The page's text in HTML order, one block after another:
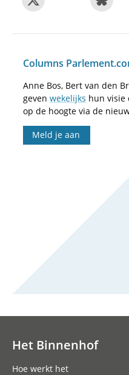
Columns
Anne Bos, Bert van den
geven wekelijks hun visie
op de hoogte via de
Meld je aan
Het Binnenhof
Hoe werkt het